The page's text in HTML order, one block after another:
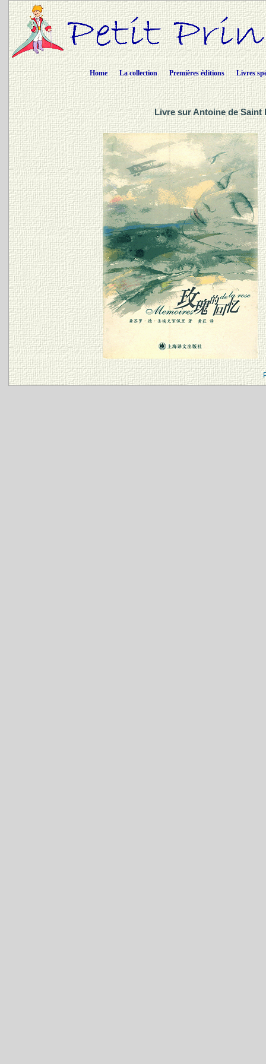
Home La collection Premières éditions Livres
Livre sur Antoine de Saint